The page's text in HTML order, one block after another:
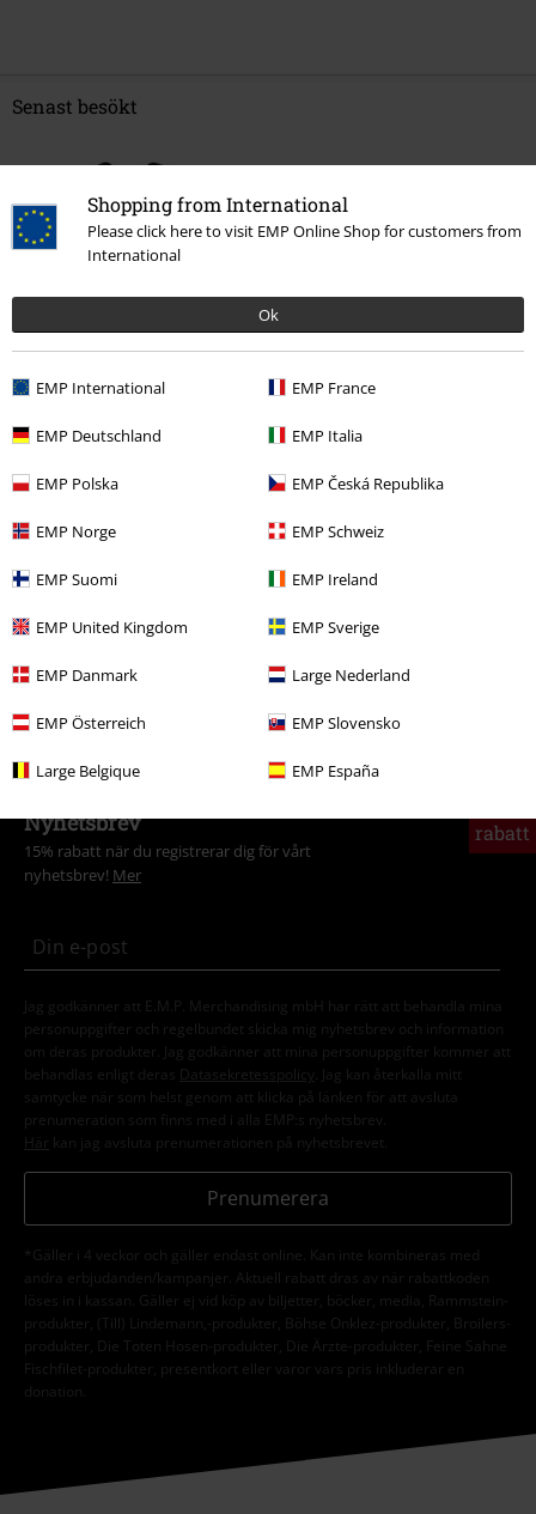
Shopping from International
Please click here to visit EMP Online Shop for customers from
International
Ok
EMP International EMP France
EMP Deutschland EMP Italia
EMP Polska EMP Česká Republika
EMP Norge EMP Schweiz
EMP Suomi EMP Ireland
EMP United Kingdom EMP Sverige
EMP Danmark Large Nederland
EMP Österreich EMP Slovensko
Large Belgique EMP España
Senast besökt
More categories. More options.
rabatt
Nyhetsbrev
15% rabatt när du registrerar dig för vårt
nyhetsbrev! Mer
Jag godkänner att E.M.P. Merchandising mbH har rätt att behandla mina
personuppgifter och regelbundet skicka mig nyhetsbrev och information
om deras produkter. Jag godkänner att mina personuppgifter kommer att
behandlas enligt deras
Datasekretesspolicy
. Jag kan återkalla mitt
samtycke när som helst genom att klicka på länken för att avsluta
prenumeration som finns med i alla EMP:s nyhetsbrev.
Här kan jag avsluta prenumerationen på nyhetsbrevet.
Prenumerera
*Gäller i 4 veckor och gäller endast online. Kan inte kombineras med
andra erbjudanden/kampanjer. Aktuell rabatt dras av när rabattkoden
löses in i kassan. Gäller ej vid köp av biljetter, böcker, media, Rammstein-
produkter, (Till) Lindemann,-produkter, Böhse Onklez-produkter, Broilers-
produkter, Die Toten Hosen-produkter, Die Ärzte-produkter, Feine Sahne
Fischfilet-produkter, presentkort eller varor vars pris inkluderar en
donation.